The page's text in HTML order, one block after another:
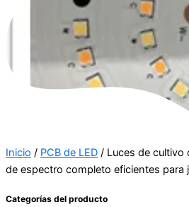
Inicio / PCB de LED / Luces de cultivo
de espectro completo eficientes para
Categorías del producto